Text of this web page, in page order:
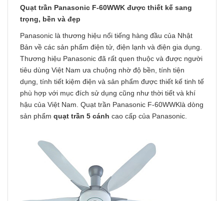
Quạt trần Panasonic F-60WWK được thiết kế sang
trọng, bền và đẹp
Panasonic là thương hiệu nổi tiếng hàng đầu của Nhật
Bản về các sản phẩm điện tử, điện lạnh và điện gia dụng.
Thương hiệu Panasonic đã rất quen thuộc và được người
tiêu dùng Việt Nam ưa chuộng nhờ độ bền, tính tiện
dụng, tính tiết kiệm điện và sản phẩm được thiết kế tinh tế
phù hợp với mục đích sử dụng cũng như thời tiết và khí
hậu của Việt Nam. Quạt trần Panasonic F-60WWKlà dòng
sản phẩm quạt trần 5 cánh cao cấp của Panasonic.